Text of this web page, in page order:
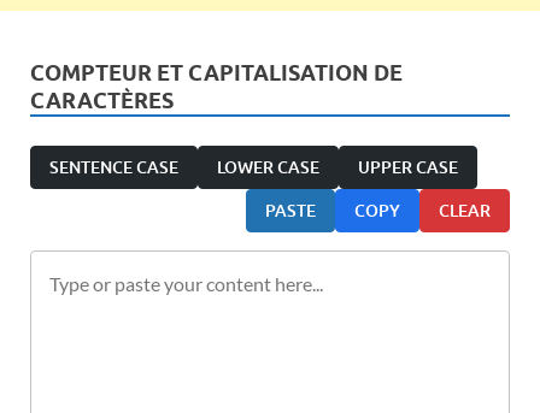
COMPTEUR ET CAPITALISATION DE
CARACTÈRES
SENTENCE CASE LOWER CASE UPPER CASE
PASTE COPY CLEAR